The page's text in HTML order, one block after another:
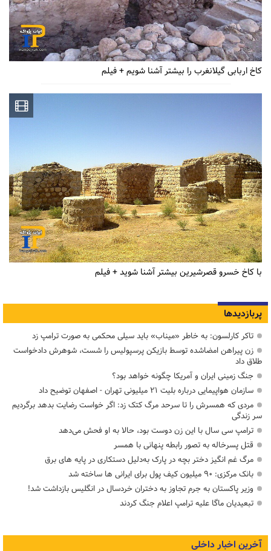
کاخ اربابی گیلانغرب را بیشتر آشنا شویم + فیلم
با کاخ خسرو قصرشیرین بیشتر آشنا شوید + فیلم
پربازدیدها
تاکر کارلسون: به خاطر «میناب» باید سیلی محکمی به صورت ترامپ زد
زن پیراهن امضاشده توسط بازیکن پرسپولیس را شست، شوهرش دادخواست
طلاق داد
جنگ زمینی ایران و آمریکا چگونه خواهد بود؟
سازمان هواپیمایی درباره بلیت ۲۱ میلیونی تهران - اصفهان توضیح داد
مردی که همسرش را تا سرحد مرگ کتک زد: اگر خواست رضایت بدهد برگردیم
سر زندگی
ترامپ سی سال با این زن دوست بود، حالا به او فحش می‌دهد
قتل پسرخاله به تصور رابطه پنهانی با همسر
مرگ غم انگیز دختر بچه در پارک به‌دلیل دستکاری در پایه های برق
بانک مرکزی: ۹۰ میلیون کیف پول برای ایرانی ها ساخته شد
وزیر پاکستان به جرم تجاوز به دختران خردسال در انگلیس بازداشت شد!
تبعیدیان ماگا علیه ترامپ اعلام جنگ کردند
آخرین اخبار داخلی